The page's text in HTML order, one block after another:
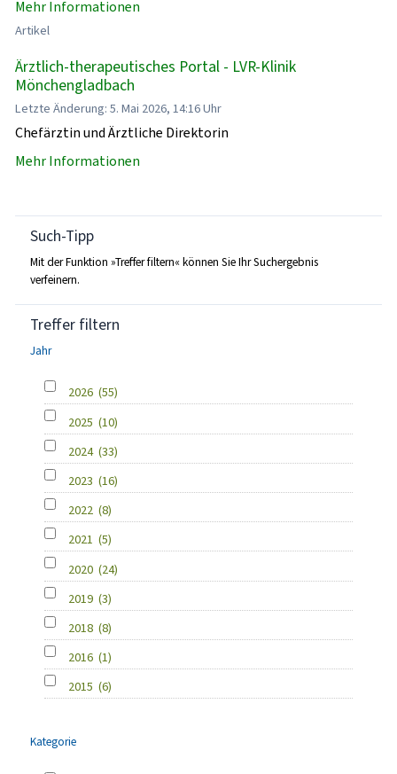
Mehr Informationen
Artikel
Ärztlich-therapeutisches Portal - LVR-Klinik
Mönchengladbach
Letzte Änderung: 5. Mai 2026, 14:16 Uhr
Chefärztin und Ärztliche Direktorin
Mehr Informationen
Such-Tipp
Mit der Funktion »Treffer filtern« können Sie Ihr Suchergebnis
verfeinern.
Treffer filtern
Jahr
2026 (55)
2025 (10)
2024 (33)
2023 (16)
2022 (8)
2021 (5)
2020 (24)
2019 (3)
2018 (8)
2016 (1)
2015 (6)
Kategorie